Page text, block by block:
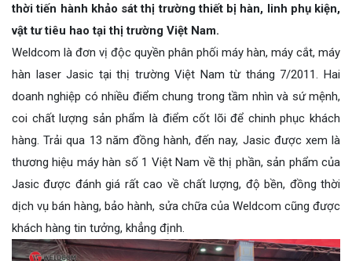
thời tiến hành khảo sát thị trường thiết bị hàn, linh phụ kiện,
vật tư tiêu hao tại thị trường Việt Nam.
Weldcom là đơn vị độc quyền phân phối máy hàn, máy cắt, máy
hàn laser Jasic tại thị trường Việt Nam từ tháng 7/2011. Hai
doanh nghiệp có nhiều điểm chung trong tầm nhìn và sứ mệnh,
coi chất lượng sản phẩm là điểm cốt lõi để chinh phục khách
hàng. Trải qua 13 năm đồng hành, đến nay, Jasic được xem là
thương hiệu máy hàn số 1 Việt Nam về thị phần, sản phẩm của
Jasic được đánh giá rất cao về chất lượng, độ bền, đồng thời
dịch vụ bán hàng, bảo hành, sửa chữa của Weldcom cũng được
khách hàng tin tưởng, khẳng định.